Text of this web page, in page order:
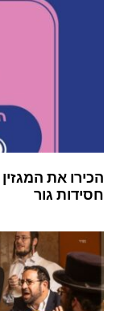
הכירו את
חסידות גור